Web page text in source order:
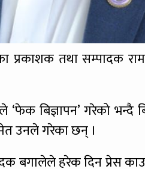
प्रकाशक तथा सम्पादक
बिज्ञापन’ गरेको भन्दै
उनले गरेका छन् ।
बगालेले हरेक दिन प्रेस